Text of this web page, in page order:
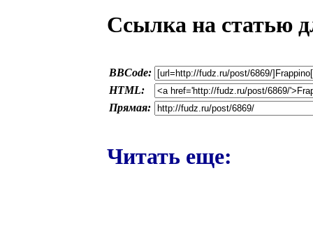
Ссылка на статью
BBCode:
HTML:
Прямая:
Читать еще: